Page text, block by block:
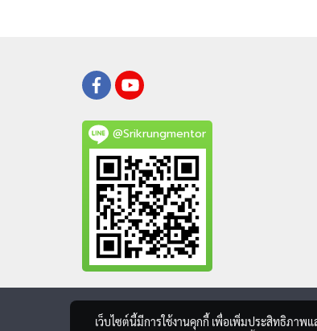
@Srikrungmentor
เว็บไซต์นี้มีการใช้งานคุกกี้ เพื่อเพิ่มประสิทธิภาพ